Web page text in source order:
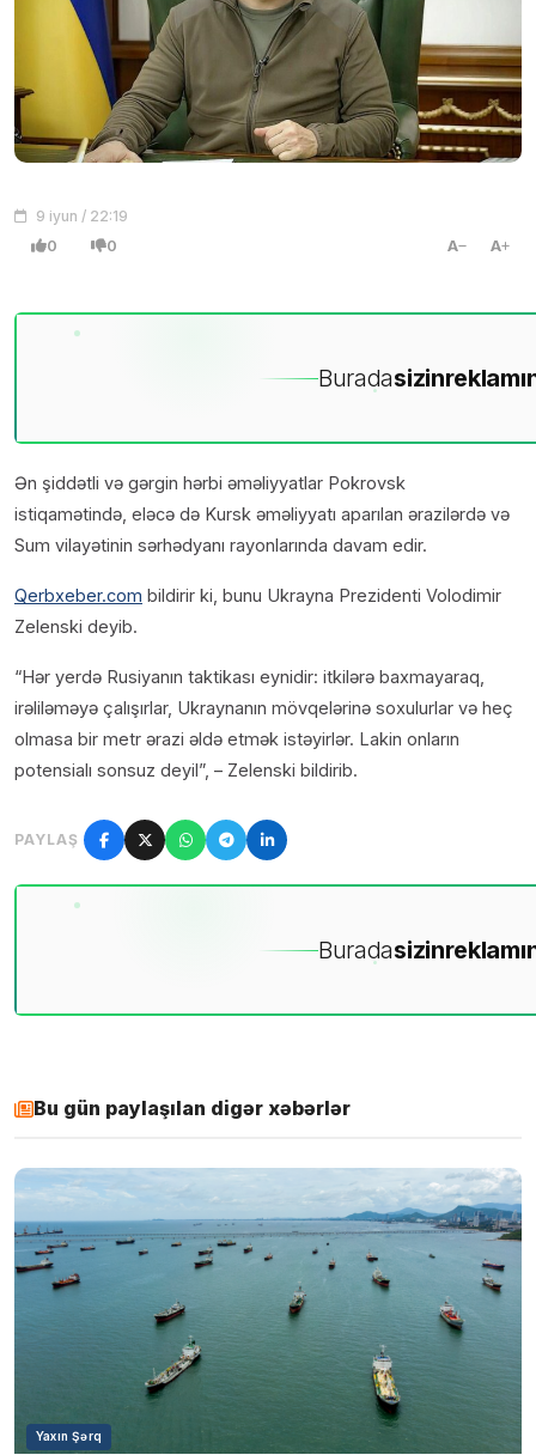
9 iyun / 22:19
0 0 A A
Buradasizin
Ən şiddətli və gərgin hərbi əməliyyatlar Pokrovsk
istiqamətində, eləcə də Kursk əməliyyatı aparılan ərazilərdə və
Sum vilayətinin sərhədyanı rayonlarında davam edir.
Qerbxeber.com bildirir ki, bunu Ukrayna Prezidenti Volodimir
Zelenski deyib.
“Hər yerdə Rusiyanın taktikası eynidir: itkilərə baxmayaraq,
irəliləməyə çalışırlar, Ukraynanın mövqelərinə soxulurlar və heç
olmasa bir metr ərazi əldə etmək istəyirlər. Lakin onların
potensialı sonsuz deyil”, – Zelenski bildirib.
PAYLAŞ
Buradasizin
Bu gün paylaşılan digər xəbərlər
Yaxın Şərq